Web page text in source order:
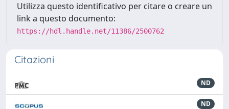
Utilizza questo identificativo per citare o creare un
link a questo documento:
https://hdl.handle.net/11386/2500762
Citazioni
ND
ND